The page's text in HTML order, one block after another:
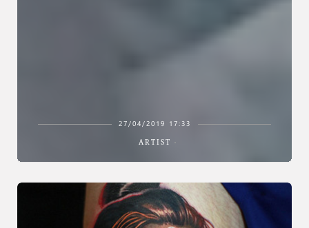
27/04/2019 17:33
ARTIST